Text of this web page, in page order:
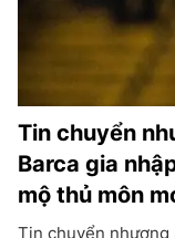
Tin chuyển
Barca gia
mộ thủ môn
Tin chuyển